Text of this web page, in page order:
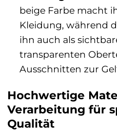
beige Farbe macht
Kleidung, während
ihn auch als
transparenten
Ausschnitten zur
Hochwertige
Verarbeitung für
Qualität